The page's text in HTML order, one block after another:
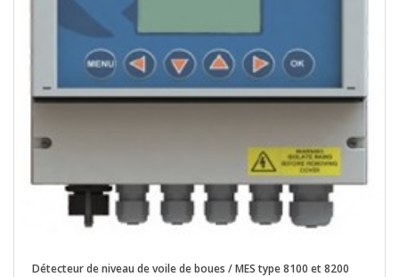
Détecteur de niveau de voile de boues / MES type 8100 et 8200